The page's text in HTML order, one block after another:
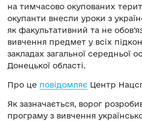
на тимчасово окупованих
окупанти внесли уроки з
як факультативний та не
вивчення предмет у всіх
закладах загальної середньої
Донецької області.
Про це повідомляє Центр
Як зазначається, ворог
програму з вивчення